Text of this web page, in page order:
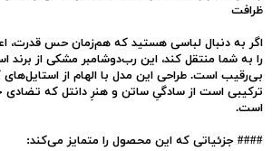
ظرافت
اگر به دنبال لباسی هستید که هم‌زمان حس قدرت،
را به شما منتقل کند، این رب‌دوشامبر مشکی از برند
بی‌رقیب است. طراحی این مدل با الهام از استایل‌های
ترکیبی است از سادگیِ ساتن و هنرِ دانتل که تضادی
است.
#### جزئیاتی که این محصول را متمایز می‌کند: